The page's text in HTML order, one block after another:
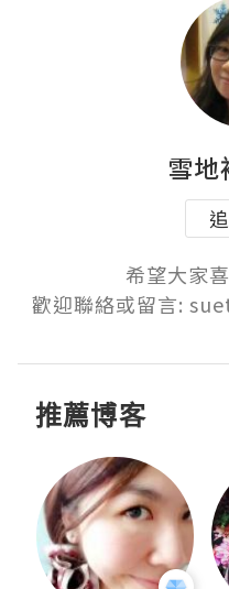
雪地
希望大家
歡迎聯絡或留言:
推薦博客